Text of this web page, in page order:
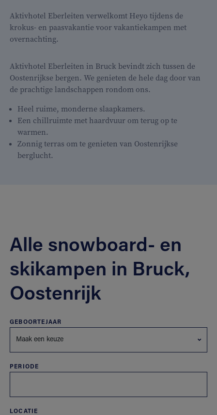
Aktivhotel Eberleiten verwelkomt Heyo tijdens de
krokus- en paasvakantie voor vakantiekampen met
overnachting.
Aktivhotel Eberleiten in Bruck bevindt zich tussen de
Oostenrijkse bergen. We genieten de hele dag door van
de prachtige landschappen rondom ons.
Heel ruime, monderne slaapkamers.
Een chillruimte met haardvuur om terug op te
warmen.
Zonnig terras om te genieten van Oostenrijkse
berglucht.
Alle snowboard- en
skikampen in Bruck,
Oostenrijk
GEBOORTEJAAR
Maak een keuze
PERIODE
LOCATIE